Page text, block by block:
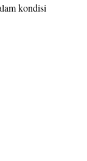
kondisi